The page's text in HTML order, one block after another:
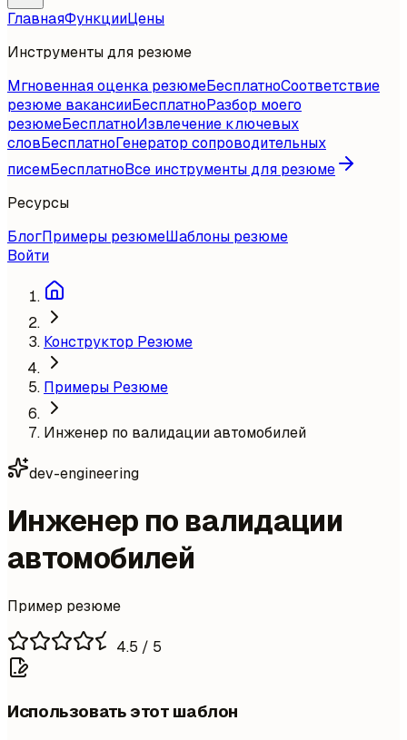
ГлавнаяФункцииЦены
Инструменты для резюме
Мгновенная оценка резюмеБесплатноСоответствие
резюме вакансииБесплатноРазбор моего
резюмеБесплатноИзвлечение ключевых
словБесплатноГенератор сопроводительных
писемБесплатноВсе инструменты для резюме
Ресурсы
БлогПримеры резюмеШаблоны резюме
Войти
Конструктор Резюме
Примеры Резюме
Инженер по валидации автомобилей
dev-engineering
Инженер по валидации
автомобилей
Пример резюме
4.5 / 5
Использовать этот шаблон